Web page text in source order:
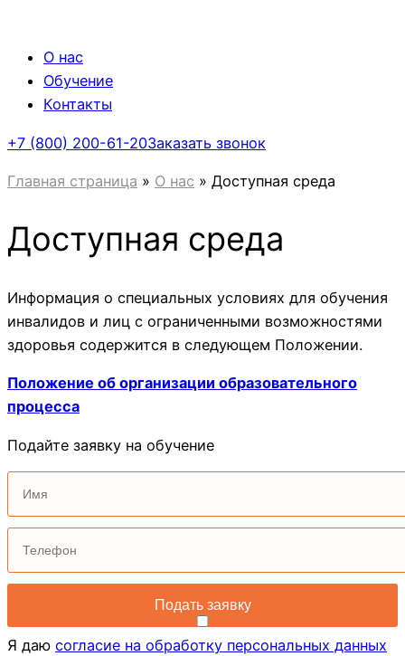
О нас
Обучение
Контакты
+7 (800) 200-61-20Заказать звонок
Главная страница » О нас » Доступная среда
Доступная среда
Информация о специальных условиях для обучения
инвалидов и лиц с ограниченными возможностями
здоровья содержится в следующем Положении.
Положение об организации образовательного
процесса
Подайте заявку на обучение
Я даю согласие на обработку персональных данных